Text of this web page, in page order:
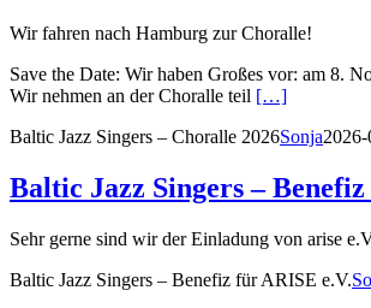
Wir fahren nach Hamburg zur Choralle!
Save the Date: Wir haben Großes vor: am 8.
Wir nehmen an der Choralle teil […]
Baltic Jazz Singers – Choralle 2026Sonja
Baltic Jazz Singers –
Sehr gerne sind wir der Einladung von arise
Baltic Jazz Singers – Benefiz für ARISE e.V.